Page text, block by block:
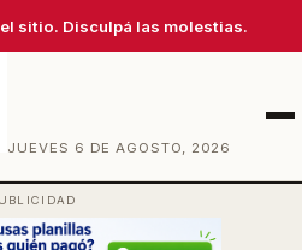
sitio. Disculpá las molestias.
JUEVES 6 DE AGOSTO, 2026
Menú